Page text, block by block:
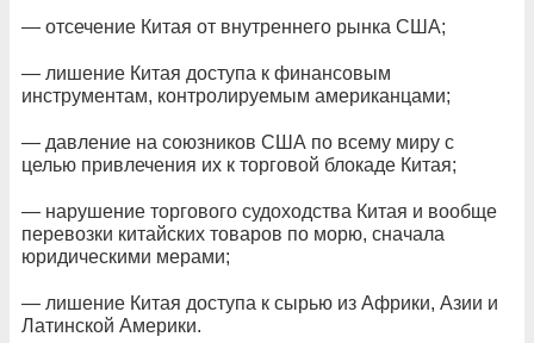
— отсечение Китая от внутреннего рынка США;
— лишение Китая доступа к финансовым
инструментам, контролируемым американцами;
— давление на союзников США по всему миру с
целью привлечения их к торговой блокаде Китая;
— нарушение торгового судоходства Китая и вообще
перевозки китайских товаров по морю, сначала
юридическими мерами;
— лишение Китая доступа к сырью из Африки, Азии и
Латинской Америки.